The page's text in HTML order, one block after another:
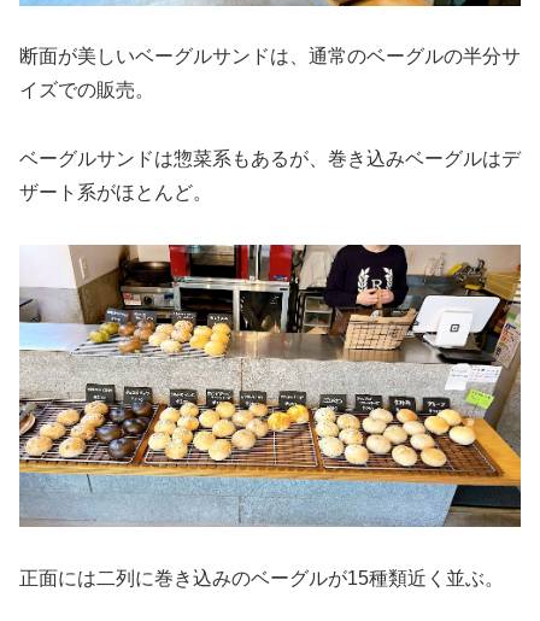
断面が美しいベーグルサンドは、通常のベーグルの半分サ
イズでの販売。
ベーグルサンドは惣菜系もあるが、巻き込みベーグルはデ
ザート系がほとんど。
正面には二列に巻き込みのベーグルが15種類近く並ぶ。